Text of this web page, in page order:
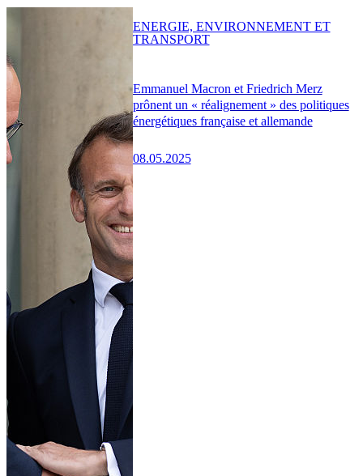
Emmanuel Macron et Friedrich Merz
prônent un « réalignement » des politiques
énergétiques française et allemande
08.05.2025
ENERGIE, ENVIRONNEMENT ET
TRANSPORT